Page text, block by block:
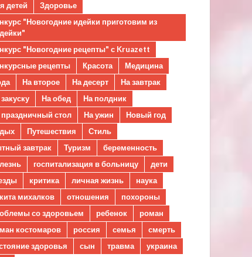
детей
Здоровье
"Новогодние идейки приготовим из
"Новогодние рецепты" с Kruazett
рецепты
Красота
Медицина
На второе На десерт
На завтрак
На обед
На полдник
стол
На ужин
Новый год
Путешествия
Стиль
завтрак
Туризм
беременность
госпитализация в больницу
дети
критика личная жизнь
наука
михалков
отношения
похороны
со здоровьем
ребенок
роман
костомаров
россия семья
смерть
здоровья
сын травма украина